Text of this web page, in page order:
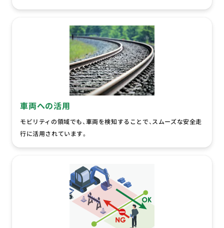
車両への活用
モビリティの領域でも、車両を検知することで、スムーズな安全走
行に活用されています。